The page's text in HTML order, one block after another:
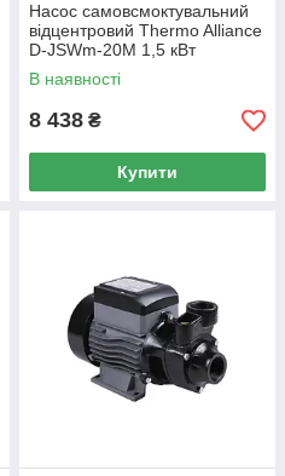
Насос самовсмоктувальний
відцентровий Thermo Alliance
D-JSWm-20M 1,5 кВт
В наявності
8 438 ₴
Купити